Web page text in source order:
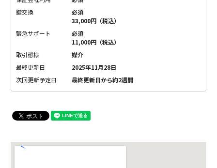
鍵交換
必須
33,000円（税込）
緊急サポート
必須
11,000円（税込）
取引態様
媒介
最終更新日
2025年11月28日
次回更新予定日
最終更新日から約2週間